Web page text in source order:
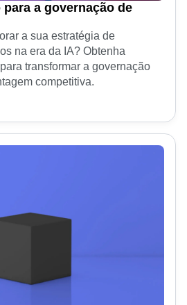
a governação de
a sua estratégia de
na era da IA? Obtenha
transformar a governação
competitiva.